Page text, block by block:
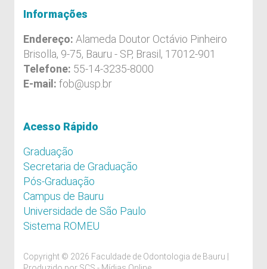
Informações
Endereço: Alameda Doutor Octávio Pinheiro
Brisolla, 9-75, Bauru - SP, Brasil, 17012-901
Telefone: 55-14-3235-8000
E-mail: fob@usp.br
Acesso Rápido
Graduação
Secretaria de Graduação
Pós-Graduação
Campus de Bauru
Universidade de São Paulo
Sistema ROMEU
Copyright © 2026 Faculdade de Odontologia de Bauru |